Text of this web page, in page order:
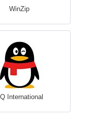
WinZip
International